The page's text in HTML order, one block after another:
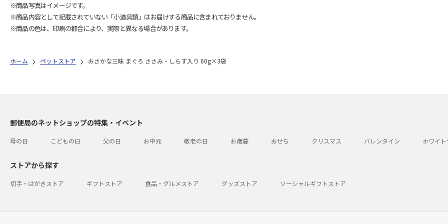
※商品写真はイメージです。
※商品内容として記載されていない「小道具類」はお届けする商品に含まれておりません。
※商品の色は、印刷の都合により、実際と異なる場合があります。
ホーム ペットストア おさかな三昧 まぐろ ささみ・しらす入り 60g×3袋
郵便局のネットショップの特集・イベント
母の日 こどもの日 父の日 お中元 敬老の日 お歳暮 おせち クリスマス バレンタイン ホワイ
ストアから探す
切手・はがきストア ギフトストア 食品・グルメストア グッズストア ソーシャルギフトストア